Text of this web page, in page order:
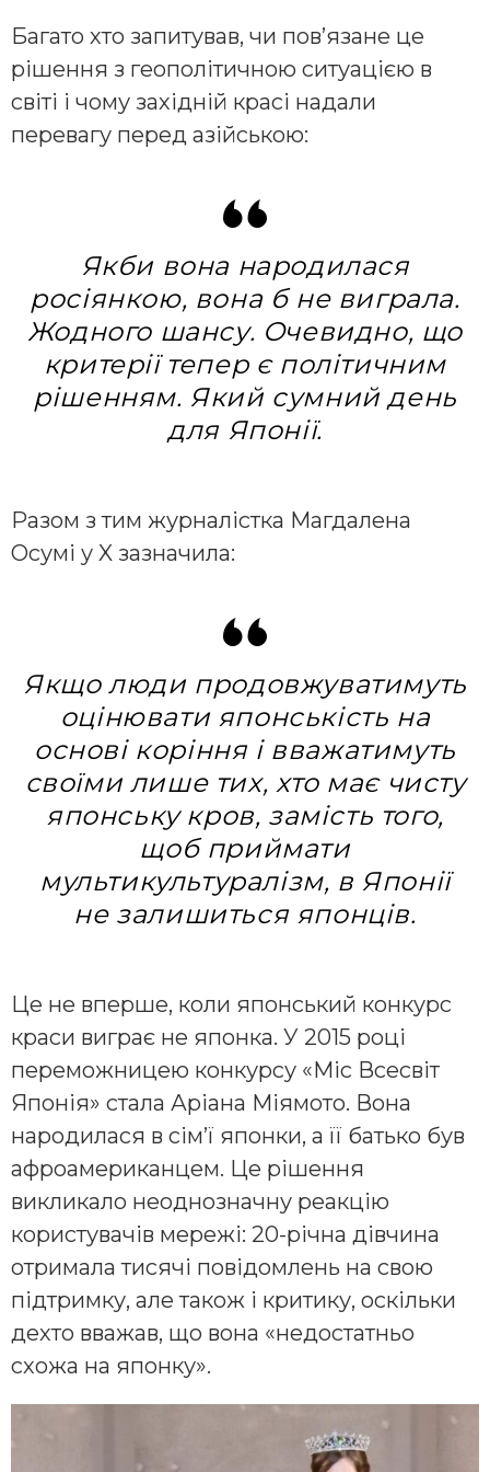
Багато хто запитував, чи пов’язане це
рішення з геополітичною ситуацією в
світі і чому західній красі надали
перевагу перед азійською:
Якби вона народилася
росіянкою, вона б не виграла.
Жодного шансу. Очевидно, що
критерії тепер є політичним
рішенням. Який сумний день
для Японії.
Разом з тим журналістка Магдалена
Осумі у X зазначила:
Якщо люди продовжуватимуть
оцінювати японськість на
основі коріння і вважатимуть
своїми лише тих, хто має чисту
японську кров, замість того,
щоб приймати
мультикультуралізм, в Японії
не залишиться японців.
Це не вперше, коли японський конкурс
краси виграє не японка. У 2015 році
переможницею конкурсу «Міс Всесвіт
Японія» стала Аріана Міямото. Вона
народилася в сім’ї японки, а її батько був
афроамериканцем. Це рішення
викликало неоднозначну реакцію
користувачів мережі: 20-річна дівчина
отримала тисячі повідомлень на свою
підтримку, але також і критику, оскільки
дехто вважав, що вона «недостатньо
схожа на японку».